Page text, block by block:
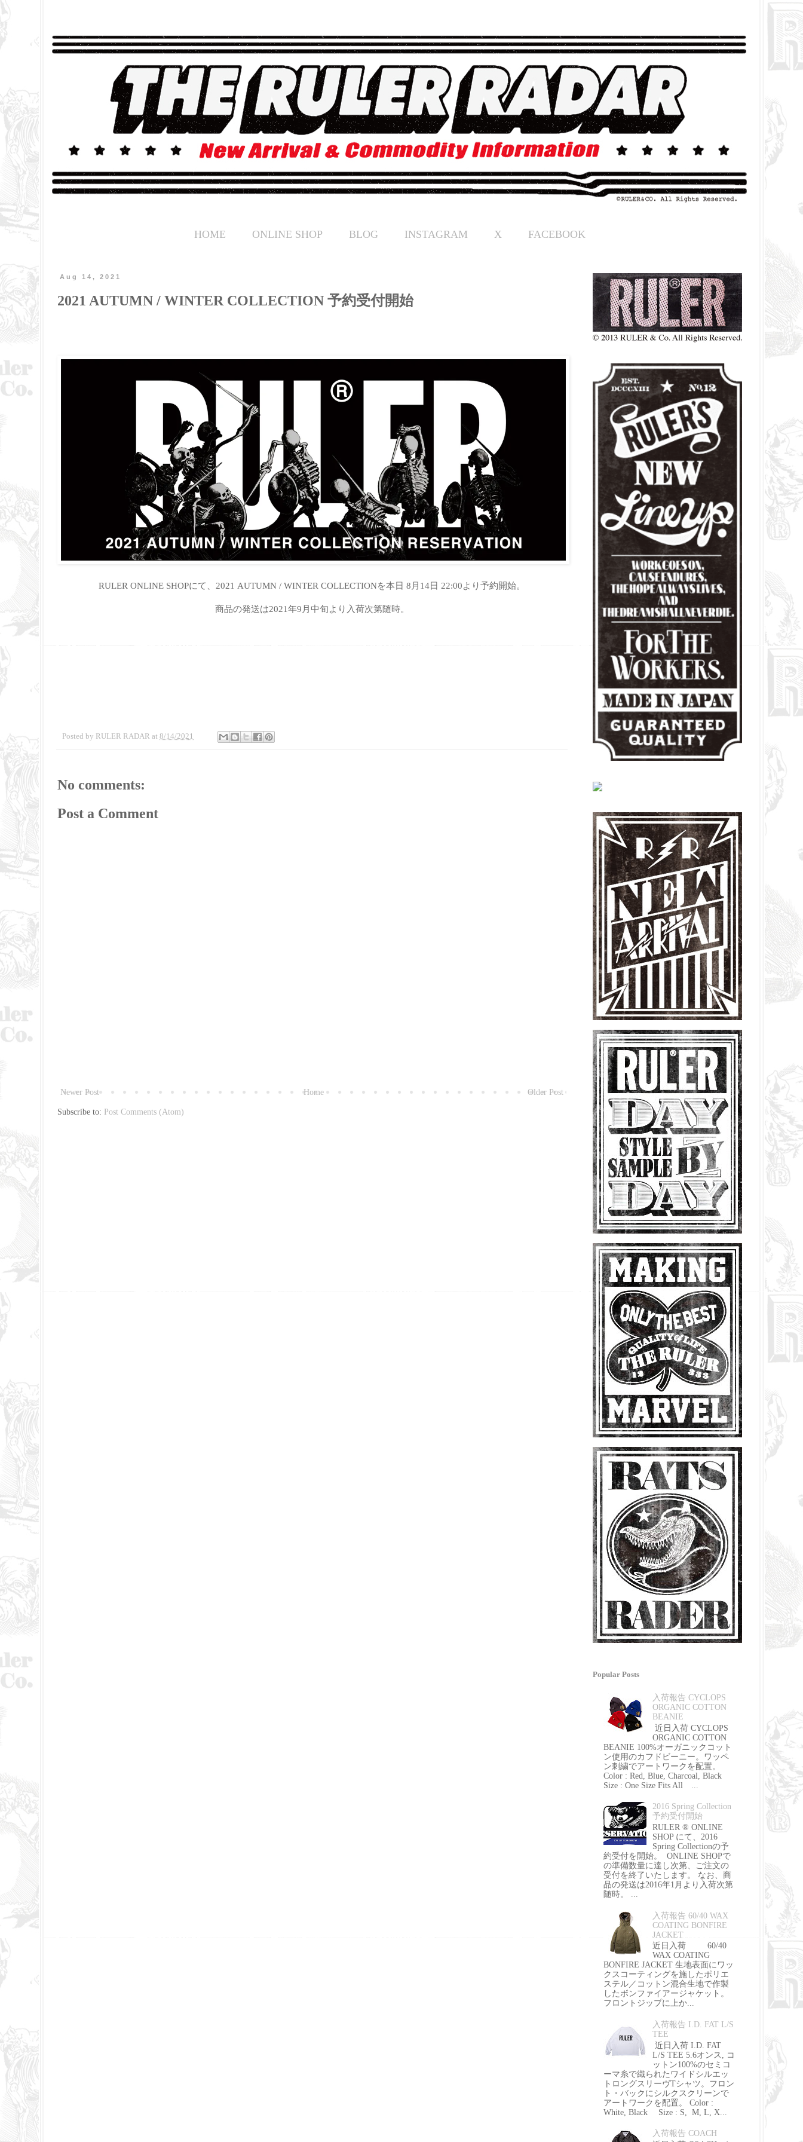
HOME ONLINE SHOP BLOG INSTAGRAM X FACEBOOK
Aug 14, 2021
2021 AUTUMN / WINTER COLLECTION 予約受付開始
RULER ONLINE SHOPにて、2021 AUTUMN / WINTER COLLECTIONを本日 8月14日 22:00より予約開始。
商品の発送は2021年9 月中旬より入荷次第随時。
Posted by RULER RADAR at 8/14/2021
No comments:
Post a Comment
Newer Post Older Post
Home
Subscribe to: Post Comments (Atom)
Popular Posts
入荷報告 CYCLOPS
ORGANIC COTTON
BEANIE
近日入荷 CYCLOPS
ORGANIC COTTON
BEANIE 100%オーガニックコット
ン使用のカフドビーニー。ワッペ
ン刺繍でアートワークを配置。
Color : Red, Blue, Charcoal, Black
Size : One Size Fits All ...
2016 Spring Collection
予約受付開始
RULER ® ONLINE
SHOP にて、2016
Spring Collectionの予
約受付を開始。 ONLINE SHOPで
の準備数量に達し次第、ご注文の
受付を終了いたします。 なお、商
品の発送は2016年1月より入荷次第
随時。 ...
入荷報告 60/40 WAX
COATING BONFIRE
JACKET
近日入荷 60/40
WAX COATING
BONFIRE JACKET 生地表面にワッ
クスコーティングを施したポリエ
ステル／コットン混合生地で作製
したボンファイアージャケット。
フロントジップに上か...
入荷報告 I.D. FAT L/S
TEE
近日入荷 I.D. FAT
L/S TEE 5.6オンス, コ
ットン100%のセミコ
ーマ糸で織られたワイドシルエッ
トロングスリーヴTシャツ。フロン
ト・バックにシルクスクリーンで
アートワークを配置。 Color :
White, Black Size : S, M, L, X...
入荷報告 COACH